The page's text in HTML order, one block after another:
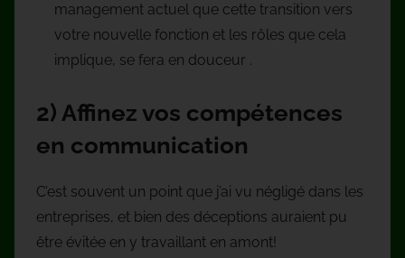
management actuel que cette transition vers
votre nouvelle fonction et les rôles que cela
implique, se fera en douceur .
2) Affinez vos compétences
en communication
C’est souvent un point que j’ai vu négligé dans les
entreprises, et bien des déceptions auraient pu
être évitée en y travaillant en amont!